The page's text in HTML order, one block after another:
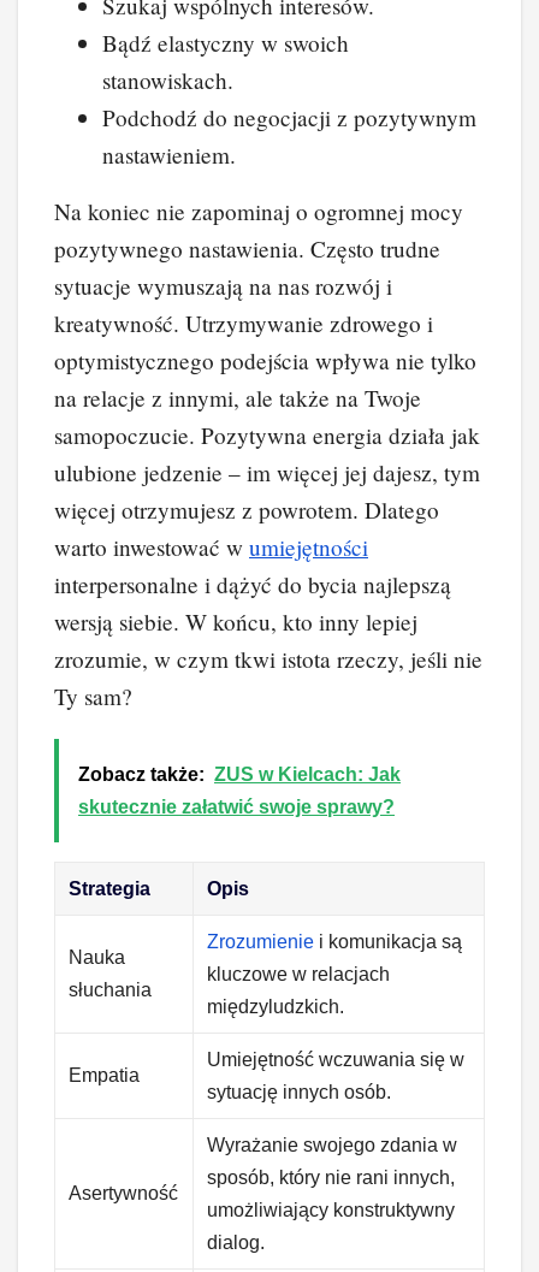
Bądź elastyczny w swoich
stanowiskach.
Podchodź do negocjacji z pozytywnym
nastawieniem.
Na koniec nie zapominaj o ogromnej mocy
pozytywnego nastawienia. Często trudne
sytuacje wymuszają na nas rozwój i
kreatywność. Utrzymywanie zdrowego i
optymistycznego podejścia wpływa nie tylko
na relacje z innymi, ale także na Twoje
samopoczucie. Pozytywna energia działa jak
ulubione jedzenie – im więcej jej dajesz, tym
więcej otrzymujesz z powrotem. Dlatego
warto inwestować w umiejętności
interpersonalne i dążyć do bycia najlepszą
wersją siebie. W końcu, kto inny lepiej
zrozumie, w czym tkwi istota rzeczy, jeśli nie
Ty sam?
Zobacz także: ZUS w Kielcach: Jak
skutecznie załatwić swoje sprawy?
Strategia Opis
Nauka
słuchania
Zrozumienie i komunikacja są
kluczowe w relacjach
międzyludzkich.
Empatia
Umiejętność wczuwania się w
sytuację innych osób.
Asertywność
Wyrażanie swojego zdania w
sposób, który nie rani innych,
umożliwiający konstruktywny
dialog.